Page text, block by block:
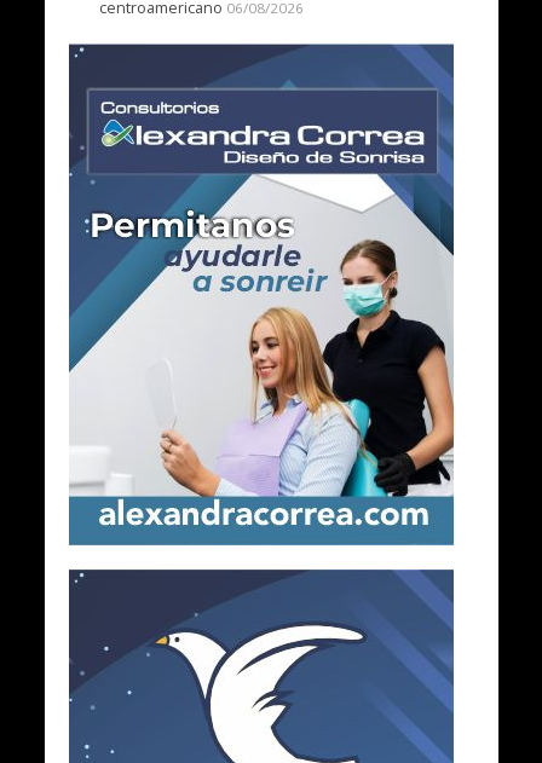
centroamericano 06/08/2026